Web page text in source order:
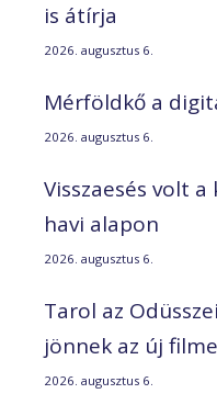
is átírja
2026. augusztus 6.
Mérföldkő a
2026. augusztus 6.
Visszaesés volt
havi alapon
2026. augusztus 6.
Tarol az
jönnek az új
2026. augusztus 6.